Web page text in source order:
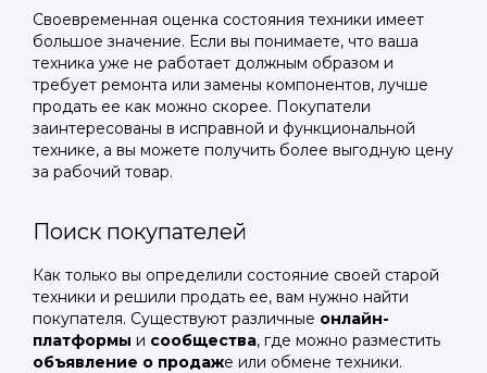
Своевременная оценка состояния техники имеет
большое значение. Если вы понимаете, что ваша
техника уже не работает должным образом и
требует ремонта или замены компонентов, лучше
продать ее как можно скорее. Покупатели
заинтересованы в исправной и функциональной
технике, а вы можете получить более выгодную цену
за рабочий товар.
Поиск покупателей
Как только вы определили состояние своей старой
техники и решили продать ее, вам нужно найти
покупателя. Существуют различные онлайн-
платформы и сообщества, где можно разместить
объявление о продаже или обмене техники.